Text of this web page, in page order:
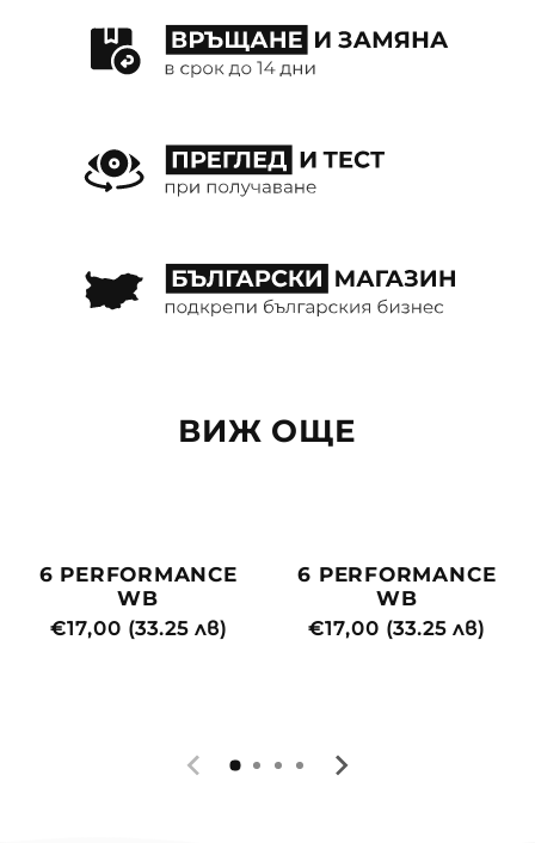
ВИЖ ОЩЕ
6 PERFORMANCE
WB
Редовна
€17,00 (33.25 лв)
6 PERFORMANCE
WB
Редовна
€17,00 (33.25 лв)